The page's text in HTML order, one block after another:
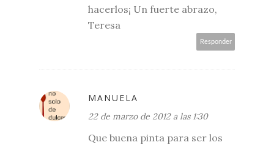
hacerlos¡ Un fuerte abrazo,
Teresa
Responder
MANUELA
22 de marzo de 2012 a las 1:30
Que buena pinta para ser los